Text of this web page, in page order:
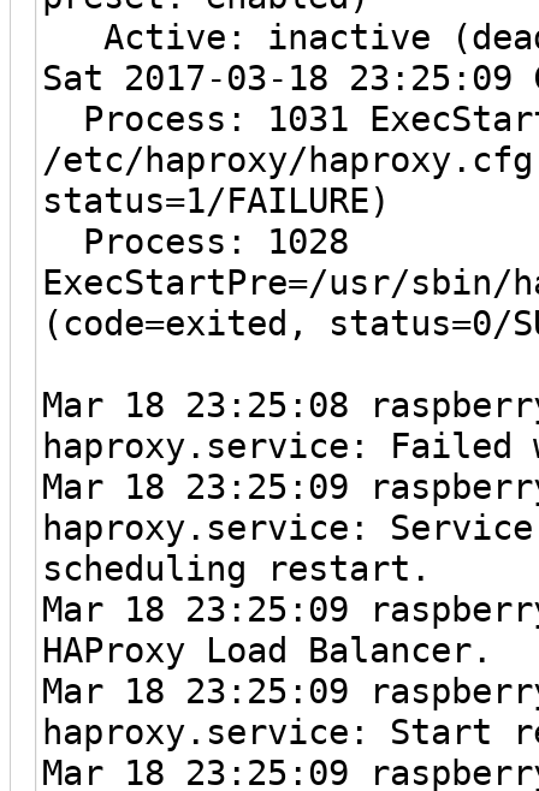
Active: inactive
Sat 2017-03-18 23:25:09
Process: 1031
/etc/haproxy/
status=1/FAILURE)
Process: 1028
ExecStartPre=/usr/sbin/
(code=exited, status=0/
Mar 18 23:25:08
haproxy.service:
Mar 18 23:25:09
haproxy.service:
scheduling restart.
Mar 18 23:25:09
HAProxy Load Balancer.
Mar 18 23:25:09
haproxy.service: Start
Mar 18 23:25:09